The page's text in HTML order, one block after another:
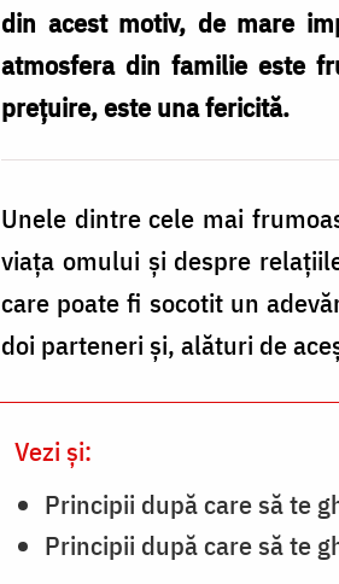
din acest motiv, de mare
atmosfera din familie este
prețuire, este una fericită.
Unele dintre cele mai
viața omului și despre
care poate fi socotit un
doi parteneri și, alături de
Vezi și:
Principii după care să te
Principii după care să te